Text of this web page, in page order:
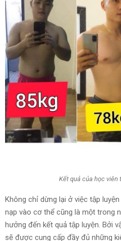
Kết quả của học viên
Không chỉ dừng lại ở việc tập
nạp vào cơ thể cũng là một trong
hưởng đến kết quả tập luyện. Bởi
sẽ được cung cấp đầy đủ những